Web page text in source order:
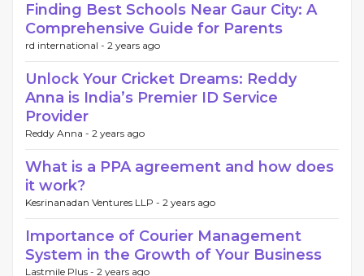
Finding Best Schools Near Gaur City: A
Comprehensive Guide for Parents
rd international - 2 years ago
Unlock Your Cricket Dreams: Reddy
Anna is India’s Premier ID Service
Provider
Reddy Anna - 2 years ago
What is a PPA agreement and how does
it work?
Kesrinanadan Ventures LLP - 2 years ago
Importance of Courier Management
System in the Growth of Your Business
Lastmile Plus - 2 years ago